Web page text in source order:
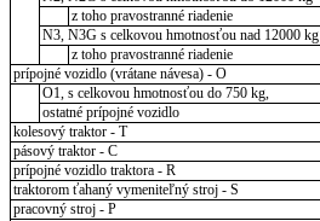
z toho pravostranné riadenie
N3, N3G s celkovou hmotnosťou nad 12000 kg
z toho pravostranné riadenie
prípojné vozidlo (vrátane návesa) - O
O1, s celkovou hmotnosťou do 750 kg,
ostatné prípojné vozidlo
kolesový traktor - T
pásový traktor - C
prípojné vozidlo traktora - R
traktorom ťahaný vymeniteľný stroj - S
pracovný stroj - P